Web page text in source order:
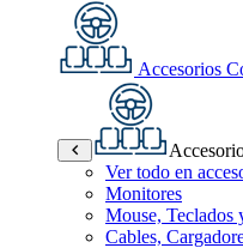
Accesorios
Ver todo en
Monitores
Mouse, Teclados
Cables,